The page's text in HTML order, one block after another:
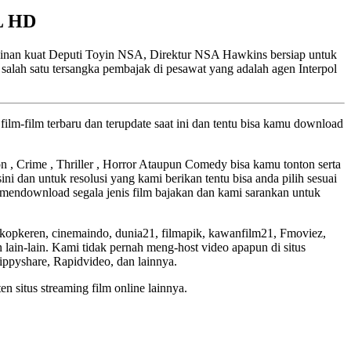
HD
kuat Deputi Toyin NSA, Direktur NSA Hawkins bersiap untuk
satu tersangka pembajak di pesawat yang adalah agen Interpol
film terbaru dan terupdate saat ini dan tentu bisa kamu download
, Crime , Thriller , Horror Ataupun Comedy bisa kamu tonton serta
dan untuk resolusi yang kami berikan tentu bisa anda pilih sesuai
segala jenis film bajakan dan kami sarankan untuk
cinemaindo, dunia21, filmapik, kawanfilm21, Fmoviez,
lain. Kami tidak pernah meng-host video apapun di situs
Rapidvideo, dan lainnya.
situs streaming film online lainnya.